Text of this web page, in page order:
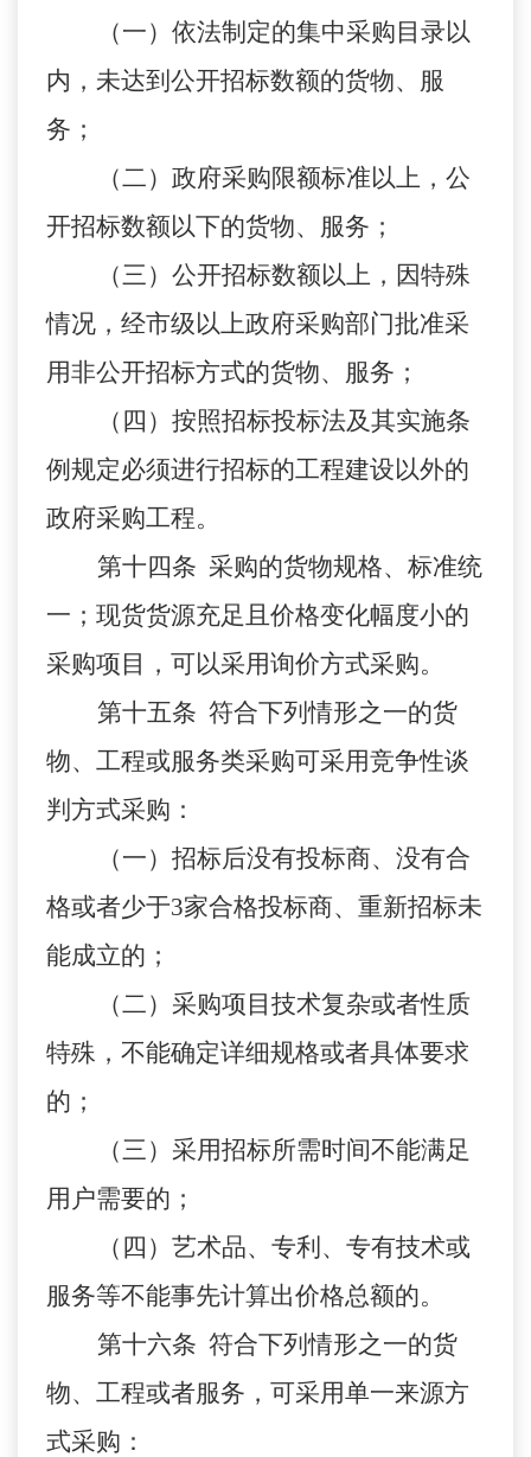
（一）依法制定的集中采购目录以
内，未达到公开招标数额的货物、服
务；
（二）政府采购限额标准以上，公
开招标数额以下的货物、服务；
（三）公开招标数额以上，因特殊
情况，经市级以上政府采购部门批准采
用非公开招标方式的货物、服务；
（四）按照招标投标法及其实施条
例规定必须进行招标的工程建设以外的
政府采购工程。
第十四条 采购的货物规格、标准统
一；现货货源充足且价格变化幅度小的
采购项目，可以采用询价方式采购。
第十五条 符合下列情形之一的货
物、工程或服务类采购可采用竞争性谈
判方式采购：
（一）招标后没有投标商、没有合
格或者少于3家合格投标商、重新招标未
能成立的；
（二）采购项目技术复杂或者性质
特殊，不能确定详细规格或者具体要求
的；
（三）采用招标所需时间不能满足
用户需要的；
（四）艺术品、专利、专有技术或
服务等不能事先计算出价格总额的。
第十六条 符合下列情形之一的货
物、工程或者服务，可采用单一来源方
式采购：